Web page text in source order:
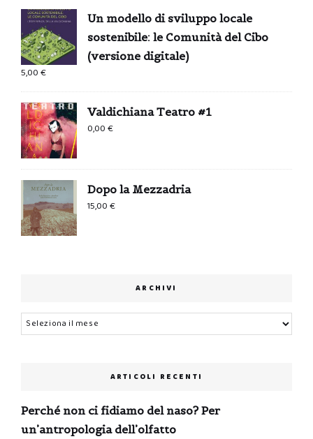
Un modello di sviluppo locale
sostenibile: le Comunità del Cibo
(versione digitale)
5,00€
Valdichiana Teatro #1
0,00€
Dopo la Mezzadria
15,00€
ARCHIVI
Archivi
ARTICOLI RECENTI
Perché non ci fidiamo del naso? Per
un’antropologia dell’olfatto